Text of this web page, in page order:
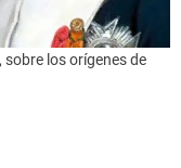
los orígenes de